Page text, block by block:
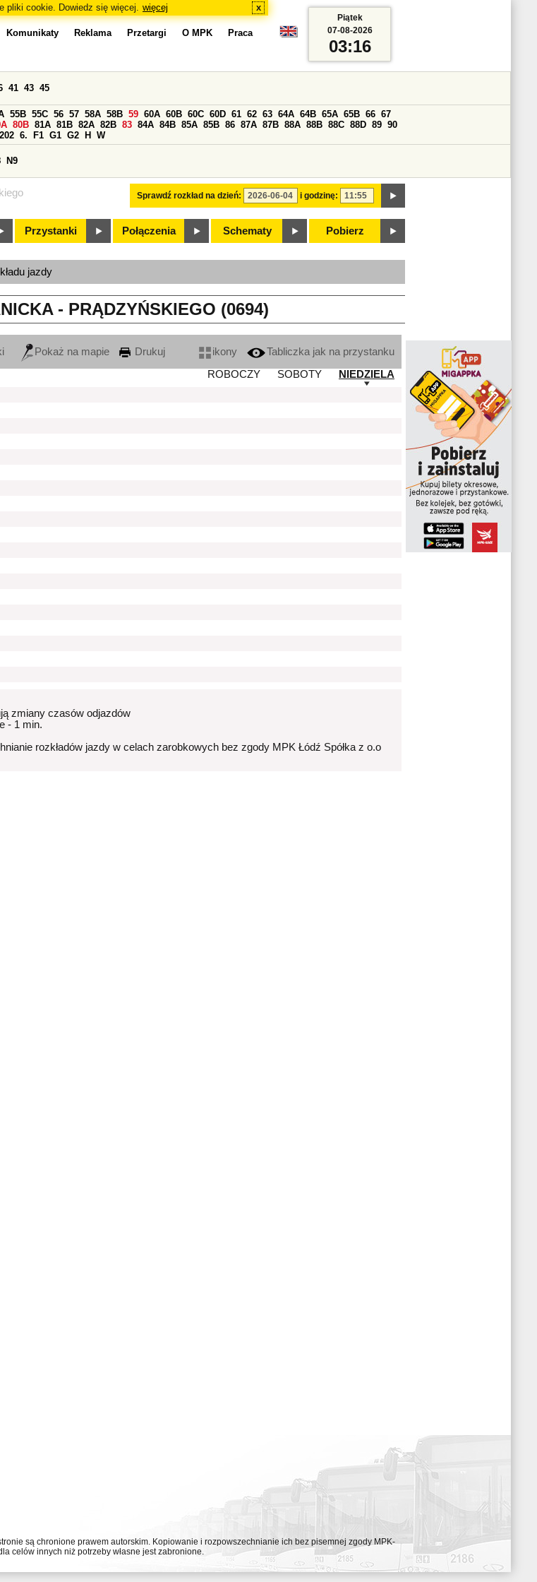
pliki cookie. Dowiedz się więcej. więcej x
Komunikaty Reklama Przetargi O MPK Praca
Sprawdź rozkład na dzień: i godzinę:
41 43 45
55B 55C 56 57 58A 58B 59 60A 60B 60C 60D 61 62 63 64A 64B 65A 65B 66 67
80B 81A 81B 82A 82B 83 84A 84B 85A 85B 86 87A 87B 88A 88B 88C 88D 89 90
202 6. F1 G1 G2 H W
N9
Przystanki Połączenia Schematy Pobierz
Piątek
07-08-2026
03:16
jazdy
- PRĄDZYŃSKIEGO (0694)
Pokaż na mapie Drukuj ikony
Tabliczka jak na przystanku
ROBOCZY
SOBOTY
NIEDZIELA
zmiany czasów odjazdów
- 1 min.
rozkładów jazdy w celach zarobkowych bez zgody MPK Łódź Spółka z o.o
są chronione prawem autorskim. Kopiowanie i rozpowszechnianie ich bez pisemnej zgody MPK-
celów innych niż potrzeby własne jest zabronione.